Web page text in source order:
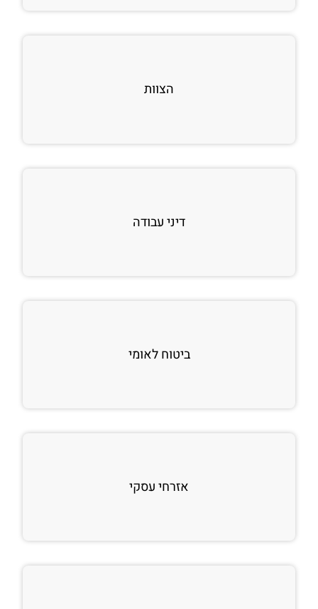
הצוות
דיני עבודה
ביטוח לאומי
אזרחי עסקי